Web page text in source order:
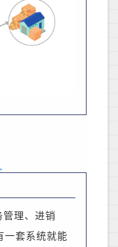
理、进销
一套系统就能